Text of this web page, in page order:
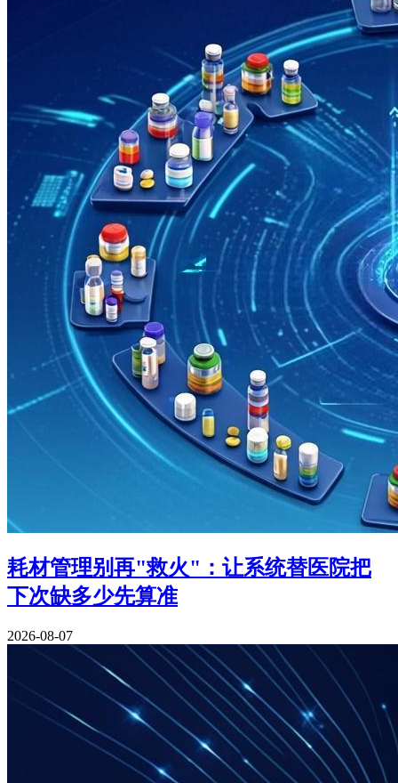
耗材管理别再"救火"：让系统替医院把
下次缺多少先算准
2026-08-07